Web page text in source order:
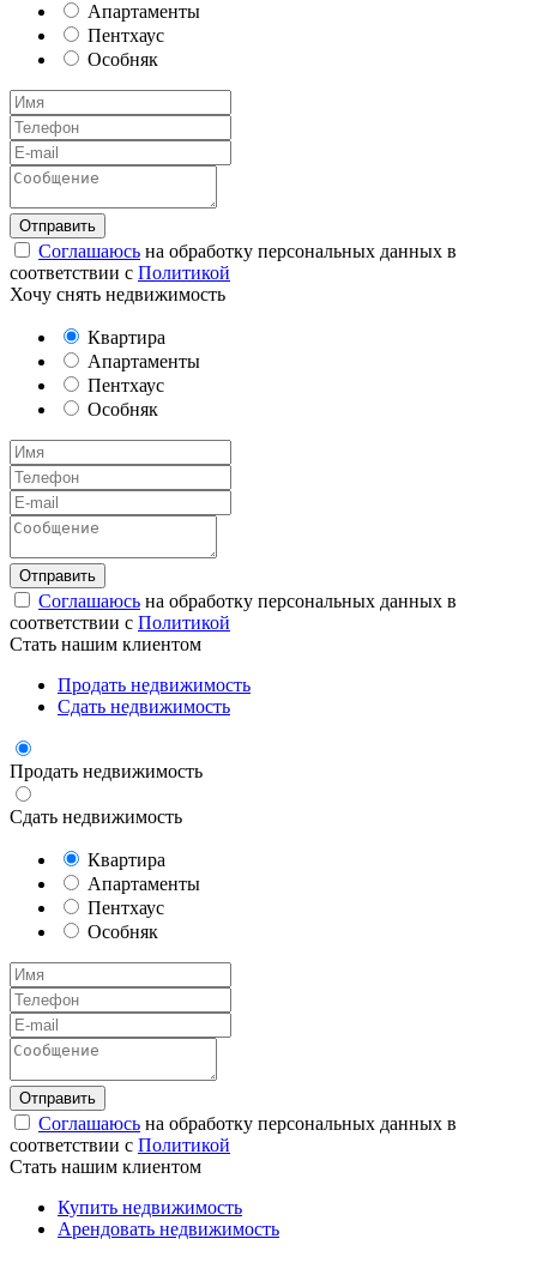
Апартаменты
Пентхаус
Особняк
Соглашаюсь на обработку персональных данных в
соответствии с Политикой
Хочу снять недвижимость
Квартира
Апартаменты
Пентхаус
Особняк
Соглашаюсь на обработку персональных данных в
соответствии с Политикой
Стать нашим клиентом
Продать недвижимость
Сдать недвижимость
Продать недвижимость
Сдать недвижимость
Квартира
Апартаменты
Пентхаус
Особняк
Соглашаюсь на обработку персональных данных в
соответствии с Политикой
Стать нашим клиентом
Купить недвижимость
Арендовать недвижимость